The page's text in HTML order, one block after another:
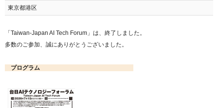
東京都港区
「Taiwan-Japan AI Tech Forum」は、終了しました。
多数のご参加、誠にありがとうございました。
プログラム